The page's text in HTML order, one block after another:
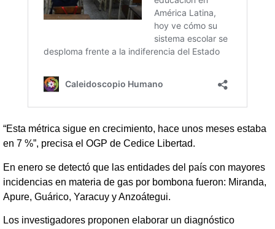
“Esta métrica sigue en crecimiento, hace unos meses estaba
en 7 %”, precisa el OGP de Cedice Libertad.
En enero se detectó que las entidades del país con mayores
incidencias en materia de gas por bombona fueron: Miranda,
Apure, Guárico, Yaracuy y Anzoátegui.
Los investigadores proponen elaborar un diagnóstico